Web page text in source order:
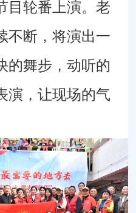
目轮番上演。老
不断，将演出一
的舞步，动听的
演，让现场的气